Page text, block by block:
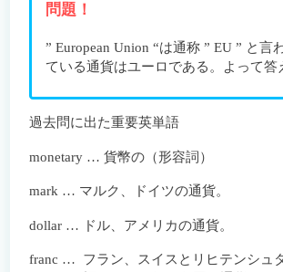
問題！
” European Union “は通称 ” EU ” と言
ている通貨はユーロである。よって答
過去問に出た重要英単語
monetary … 貨幣の（形容詞）
mark … マルク、ドイツの通貨。
dollar … ドル、アメリカの通貨。
franc … フラン、スイスとリヒテンシュ